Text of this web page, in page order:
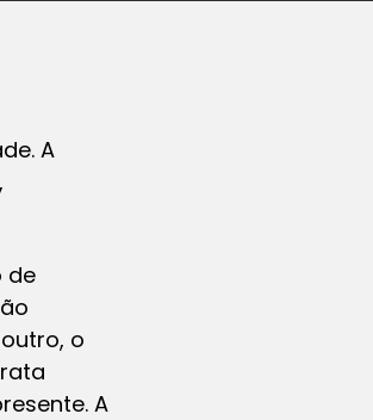
A
de
o
A